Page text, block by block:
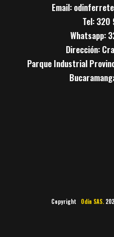
Email:
Tel: 320
Whatsapp:
Dirección:
Parque Industrial
Copyright Odín SAS.